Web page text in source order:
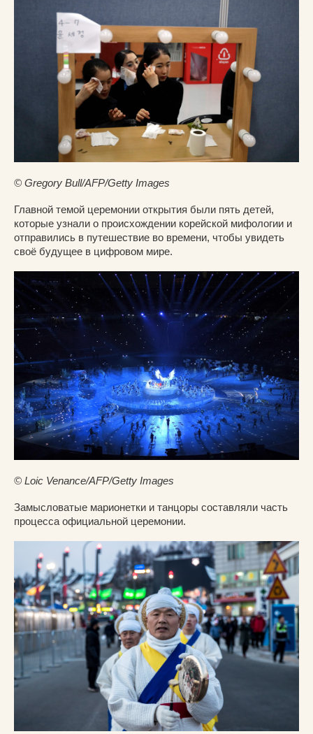
© Gregory Bull/AFP/Getty Images
Главной темой церемонии открытия были пять детей,
которые узнали о происхождении корейской мифологии и
отправились в путешествие во времени, чтобы увидеть
своё будущее в цифровом мире.
© Loic Venance/AFP/Getty Images
Замысловатые марионетки и танцоры составляли часть
процесса официальной церемонии.